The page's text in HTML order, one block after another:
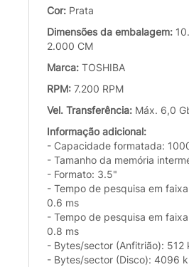
Cor: Prata
Dimensões da embalagem:
2.000 CM
Marca: TOSHIBA
RPM: 7.200 RPM
Vel. Transferência: Máx. 6,0
Informação adicional:
- Capacidade formatada:
- Tamanho da memória
- Formato: 3.5"
- Tempo de pesquisa em
0.6 ms
- Tempo de pesquisa em
0.8 ms
- Bytes/sector (Anfitrião): 512
- Bytes/sector (Disco): 4096